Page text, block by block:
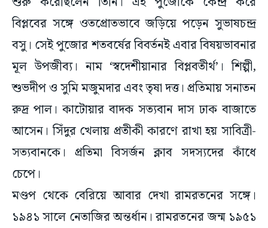
বিপ্লবের সঙ্গে ওতপ্রোতভাবে জড়িয়ে পড়েন সুভাষচন্দ্র
বসু। সেই পুজোর শতবর্ষের বিবর্তনই এবার বিষয়ভাবনার
মূল উপজীব্য। নাম ‘স্বদেশীয়ানার বিপ্লবতীর্থ’। শিল্পী,
শুভদীপ ও সুমি মজুমদার এবং তৃষা দত্ত। প্রতিমায় সনাতন
রুদ্র পাল। কাটোয়ার বাদক সত্যবান দাস ঢাক বাজাতে
আসেন। সিঁদুর খেলায় প্রতীকী কারণে রাখা হয় সাবিত্রী-
সত্যবানকে। প্রতিমা বিসর্জন ক্লাব সদস্যদের কাঁধে
চেপে।
মণ্ডপ থেকে বেরিয়ে আবার দেখা রামরতনের সঙ্গে।
১৯৪১ সালে নেতাজির অন্তর্ধান। রামরতনের জন্ম ১৯৫১